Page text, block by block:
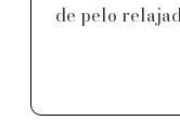
de pelo